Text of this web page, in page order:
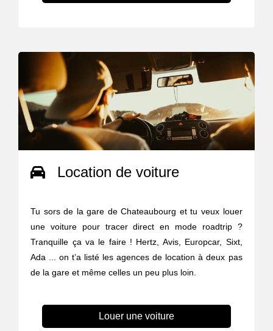
Location de voiture
Tu sors de la gare de Chateaubourg et tu veux louer
une voiture pour tracer direct en mode roadtrip ?
Tranquille ça va le faire ! Hertz, Avis, Europcar, Sixt,
Ada ... on t’a listé les agences de location à deux pas
de la gare et même celles un peu plus loin.
Louer une voiture